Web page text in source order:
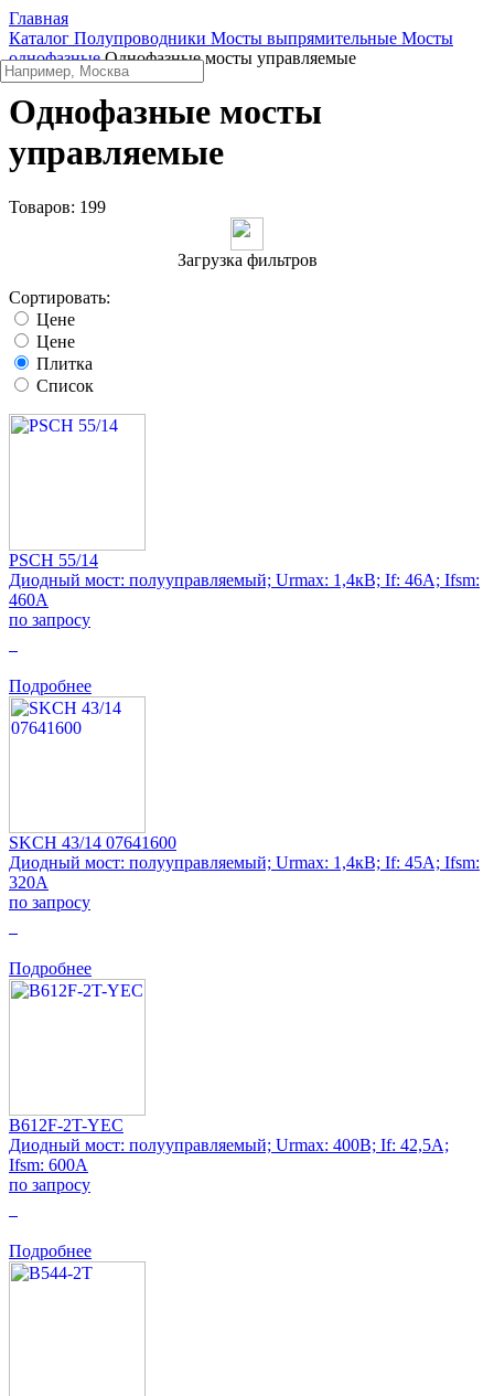
Главная
Каталог Полупроводники Мосты выпрямительные Мосты
однофазные Однофазные мосты управляемые
Однофазные мосты
управляемые
Товаров: 199
Загрузка фильтров
Сортировать:
Цене
Цене
Плитка
Список
PSCH 55/14
Диодный мост: полууправляемый; Urmax: 1,4кВ; If: 46А; Ifsm:
460А
по запросу
Подробнее
SKCH 43/14 07641600
Диодный мост: полууправляемый; Urmax: 1,4кВ; If: 45А; Ifsm:
320А
по запросу
Подробнее
B612F-2T-YEC
Диодный мост: полууправляемый; Urmax: 400В; If: 42,5А;
Ifsm: 600А
по запросу
Подробнее